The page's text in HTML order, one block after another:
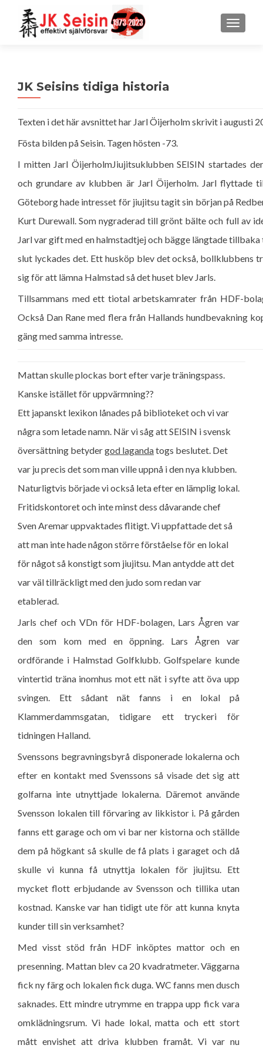
MENU
JK Seisins tidiga historia
Texten i det här avsnittet har Jarl Öijerholm skrivit i augusti
Fösta bilden på Seisin. Tagen hösten -73.
I mitten Jarl ÖijerholmJiujitsuklubben SEISIN startades
och grundare av klubben är Jarl Öijerholm. Jarl flyttade
Göteborg hade intresset för jiujitsu tagit sin början på
Kurt Durewall. Som nygraderad till grönt bälte och full av
Jarl var gift med en halmstadtjej och bägge längtade
slut lyckades det. Ett husköp blev det också, bollklubbens
sig för att lämna Halmstad så det huset blev Jarls.
Tillsammans med ett tiotal arbetskamrater från HDF-
Också Dan Rane med flera från Hallands hundbevakning
gäng med samma intresse.
Mattan skulle plockas bort efter varje träningspass.
Kanske istället för uppvärmning??
Ett japanskt lexikon lånades på biblioteket och vi var
några som letade namn. När vi såg att SEISIN i svensk
översättning betydergod lagandatogs beslutet. Det
var ju precis det som man ville uppnå i den nya klubben.
Naturligtvis började vi också leta efter en lämplig lokal.
Fritidskontoret och inte minst dess dåvarande chef
Sven Aremar uppvaktades flitigt. Vi uppfattade det så
att man inte hade någon större förståelse för en lokal
för något så konstigt som jiujitsu. Man antydde att det
var väl tillräckligt med den judo som redan var
etablerad.
Jarls chef och VDn för HDF-bolagen, Lars Ågren var
den som kom med en öppning. Lars Ågren var
ordförande i Halmstad Golfklubb. Golfspelare kunde
vintertid träna inomhus mot ett nät i syfte att öva upp
svingen. Ett sådant nät fanns i en lokal på
Klammerdammsgatan, tidigare ett tryckeri för
tidningen Halland.
Svenssons begravningsbyrå disponerade lokalerna och
efter en kontakt med Svenssons så visade det sig att
golfarna inte utnyttjade lokalerna. Däremot använde
Svensson lokalen till förvaring av likkistor i. På gården
fanns ett garage och om vi bar ner kistorna och ställde
dem på högkant så skulle de få plats i garaget och då
skulle vi kunna få utnyttja lokalen för jiujitsu. Ett
mycket flott erbjudande av Svensson och tillika utan
kostnad. Kanske var han tidigt ute för att kunna knyta
kunder till sin verksamhet?
Med visst stöd från HDF inköptes mattor och en
presenning. Mattan blev ca 20 kvadratmeter. Väggarna
fick ny färg och lokalen fick duga. WC fanns men dusch
saknades. Ett mindre utrymme en trappa upp fick vara
omklädningsrum. Vi hade lokal, matta och ett stort
mått envishet att driva klubben framåt. Vi var nu